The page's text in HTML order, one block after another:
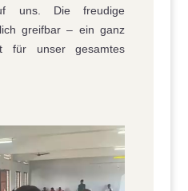
uns. Die freudige
greifbar – ein ganz
für unser gesamtes